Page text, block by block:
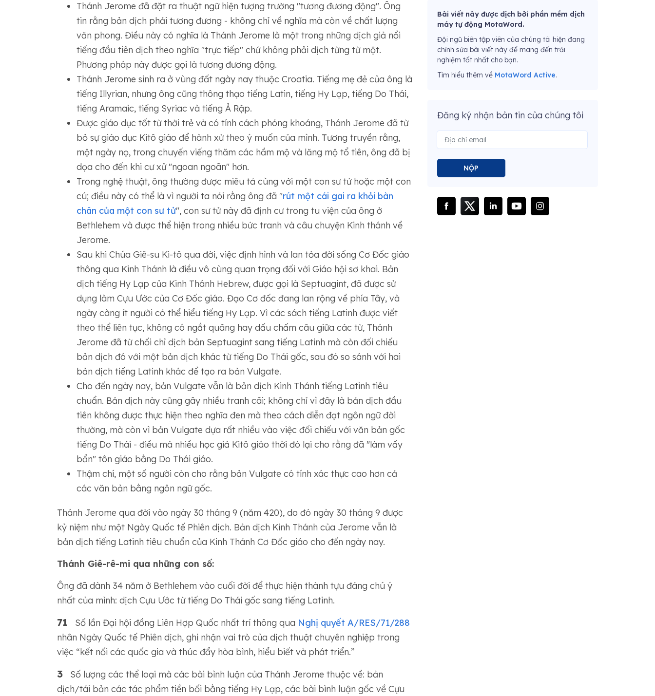
Thánh Jerome đã đặt ra thuật ngữ hiện tượng trường "tương đương động". Ông
tin rằng bản dịch phải tương đương - không chỉ về nghĩa mà còn về chất lượng
văn phong. Điều này có nghĩa là Thánh Jerome là một trong những dịch giả nổi
tiếng đầu tiên dịch theo nghĩa "trực tiếp" chứ không phải dịch từng từ một.
Phương pháp này được gọi là tương đương động.
Thánh Jerome sinh ra ở vùng đất ngày nay thuộc Croatia. Tiếng mẹ đẻ của ông là
tiếng Illyrian, nhưng ông cũng thông thạo tiếng Latin, tiếng Hy Lạp, tiếng Do Thái,
tiếng Aramaic, tiếng Syriac và tiếng Ả Rập.
Được giáo dục tốt từ thời trẻ và có tính cách phóng khoáng, Thánh Jerome đã từ
bỏ sự giáo dục Kitô giáo để hành xử theo ý muốn của mình. Tương truyền rằng,
một ngày nọ, trong chuyến viếng thăm các hầm mộ và lăng mộ tổ tiên, ông đã bị
dọa cho đến khi cư xử "ngoan ngoãn" hơn.
Trong nghệ thuật, ông thường được miêu tả cùng với một con sư tử hoặc một con
cú; điều này có thể là vì người ta nói rằng ông đã "rút một cái gai ra khỏi bàn
chân của một con sư tử", con sư tử này đã định cư trong tu viện của ông ở
Bethlehem và được thể hiện trong nhiều bức tranh và câu chuyện Kinh thánh về
Jerome.
Sau khi Chúa Giê-su Ki-tô qua đời, việc định hình và lan tỏa đời sống Cơ Đốc giáo
thông qua Kinh Thánh là điều vô cùng quan trọng đối với Giáo hội sơ khai. Bản
dịch tiếng Hy Lạp của Kinh Thánh Hebrew, được gọi là Septuagint, đã được sử
dụng làm Cựu Ước của Cơ Đốc giáo. Đạo Cơ đốc đang lan rộng về phía Tây, và
ngày càng ít người có thể hiểu tiếng Hy Lạp. Vì các sách tiếng Latinh được viết
theo thể liên tục, không có ngắt quãng hay dấu chấm câu giữa các từ, Thánh
Jerome đã từ chối chỉ dịch bản Septuagint sang tiếng Latinh mà còn đối chiếu
bản dịch đó với một bản dịch khác từ tiếng Do Thái gốc, sau đó so sánh với hai
bản dịch tiếng Latinh khác để tạo ra bản Vulgate.
Cho đến ngày nay, bản Vulgate vẫn là bản dịch Kinh Thánh tiếng Latinh tiêu
chuẩn. Bản dịch này cũng gây nhiều tranh cãi; không chỉ vì đây là bản dịch đầu
tiên không được thực hiện theo nghĩa đen mà theo cách diễn đạt ngôn ngữ đời
thường, mà còn vì bản Vulgate dựa rất nhiều vào việc đối chiếu với văn bản gốc
tiếng Do Thái - điều mà nhiều học giả Kitô giáo thời đó lại cho rằng đã "làm vấy
bẩn" tôn giáo bằng Do Thái giáo.
Thậm chí, một số người còn cho rằng bản Vulgate có tính xác thực cao hơn cả
các văn bản bằng ngôn ngữ gốc.
Thánh Jerome qua đời vào ngày 30 tháng 9 (năm 420), do đó ngày 30 tháng 9 được
kỷ niệm như một Ngày Quốc tế Phiên dịch. Bản dịch Kinh Thánh của Jerome vẫn là
bản dịch tiếng Latinh tiêu chuẩn của Kinh Thánh Cơ Đốc giáo cho đến ngày nay.
Thánh Giê-rê-mi qua những con số:
Ông đã dành 34 năm ở Bethlehem vào cuối đời để thực hiện thành tựu đáng chú ý
nhất của mình: dịch Cựu Ước từ tiếng Do Thái gốc sang tiếng Latinh.
71 Số lần Đại hội đồng Liên Hợp Quốc nhất trí thông qua Nghị quyết A/RES/71/288
nhân Ngày Quốc tế Phiên dịch, ghi nhận vai trò của dịch thuật chuyên nghiệp trong
việc “kết nối các quốc gia và thúc đẩy hòa bình, hiểu biết và phát triển.”
3Số lượng các thể loại mà các bài bình luận của Thánh Jerome thuộc về: bản
dịch/tái bản các tác phẩm tiền bối bằng tiếng Hy Lạp, các bài bình luận gốc về Cựu
Bài viết này được dịch bởi phần mềm dịch
máy tự động MotaWord.
Đội ngũ biên tập viên của chúng tôi hiện đang
chỉnh sửa bài viết này để mang đến trải
nghiệm tốt nhất cho bạn.
Tìm hiểu thêm về MotaWord Active.
Đăng ký nhận bản tin của chúng tôi
NỘP